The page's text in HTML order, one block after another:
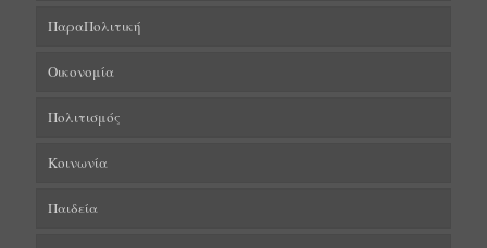
ΠαραΠολιτική
Οικονομία
Πολιτισμός
Κοινωνία
Παιδεία